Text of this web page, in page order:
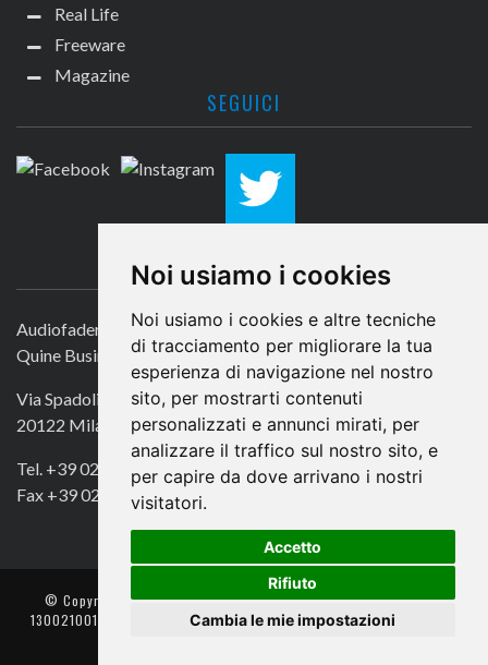
Noi usiamo i cookies
Noi usiamo i cookies e altre tecniche
di tracciamento per migliorare la tua
esperienza di navigazione nel nostro
sito, per mostrarti contenuti
personalizzati e annunci mirati, per
analizzare il traffico sul nostro sito, e
per capire da dove arrivano i nostri
visitatori.
Accetto
Rifiuto
Cambia le mie impostazioni
Real Life
Freeware
Magazine
SEGUICI
CONTATTACI
Audiofader.com
Quine Business Publisher
Via Spadolini 7
20122 Milano
Tel. +39 02 49756990
Fax +39 02 72016740
© Copyright 2018. All Rights Reserved -- Quine srl – C.F./P IVA
13002100157 – Responsabile della Protezione dei Dati: Avv. Monica